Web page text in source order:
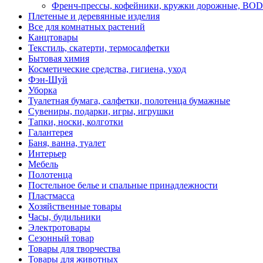
Френч-прессы, кофейники, кружки дорожные,
Плетеные и деревянные изделия
Все для комнатных растений
Канцтовары
Текстиль, скатерти, термосалфетки
Бытовая химия
Косметические средства, гигиена, уход
Фэн-Шуй
Уборка
Туалетная бумага, салфетки, полотенца бумажные
Сувениры, подарки, игры, игрушки
Тапки, носки, колготки
Галантерея
Баня, ванна, туалет
Интерьер
Мебель
Полотенца
Постельное белье и спальные принадлежности
Пластмасса
Хозяйственные товары
Часы, будильники
Электротовары
Сезонный товар
Товары для творчества
Товары для животных